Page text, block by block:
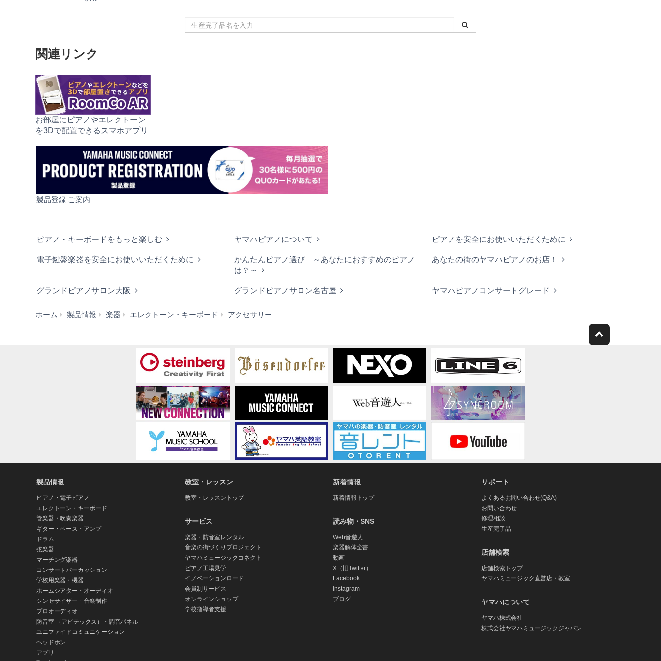
産
関連リンク
お部屋にピアノやエレクトーン
を3Dで配置できるスマホアプリ
製品登録 ご案内
ピアノ・キーボードをもっと楽しむ ヤマハピアノについて ピアノを安全にお使いいただくために
電子鍵盤楽器を安全にお使いいただくために
かんたんピアノ選び ～あなたにおすすめのピアノ
は？～
あなたの街のヤマハピアノのお店！
グランドピアノサロン大阪 グランドピアノサロン名古屋 ヤマハピアノコンサートグレード
ホーム 製品情報 楽器 エレクトーン・キーボード アクセサリー
ン
周
辺
製
製品情報
ピアノ・電子ピアノ
エレクトーン・キーボード
管楽器・吹奏楽器
ギター・ベース・アンプ
ドラム
弦楽器
マーチング楽器
コンサートパーカッション
学校用楽器・機器
ホームシアター・オーディオ
シンセサイザー・音楽制作
プロオーディオ
防音室 （アビテックス）・調音パネル
ユニファイドコミュニケーション
ヘッドホン
アプリ
教室・レッスン
教室・レッスントップ
サービス
楽器・防音室レンタル
音楽の街づくりプロジェクト
ヤマハミュージックコネクト
ピアノ工場見学
イノベーションロード
会員制サービス
オンラインショップ
学校指導者支援
新着情報
新着情報トップ
読み物・SNS
Web音遊人
楽器解体全書
動画
X（旧Twitter）
Facebook
Instagram
ブログ
サポート
よくあるお問い合わせ(Q&A)
お問い合わせ
修理相談
生産完了品
店舗検索
店舗検索トップ
ヤマハミュージック直営店・教室
ヤマハについて
ヤマハ株式会社
株式会社ヤマハミュージックジャパン